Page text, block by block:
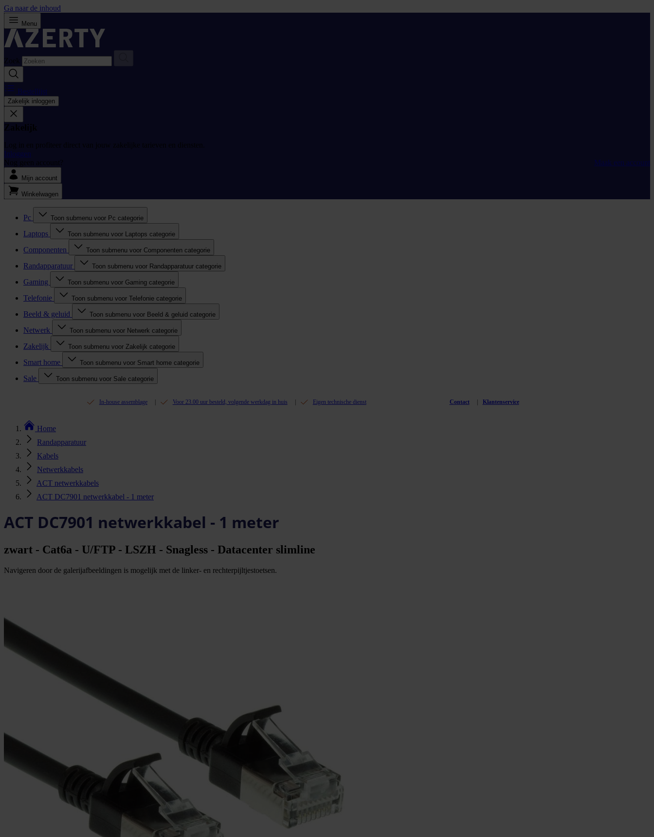
Ga naar de inhoud
Menu
Zoek
Bestellijst
Zakelijk inloggen
Zakelijk
Log in en profiteer direct van jouw zakelijke tarieven en diensten.
Inloggen
Nog geen account?
Maak een account
Mijn account
Winkelwagen
Pc Toon submenu voor Pc categorie
Laptops Toon submenu voor Laptops categorie
Componenten Toon submenu voor Componenten categorie
Randapparatuur Toon submenu voor Randapparatuur categorie
Gaming Toon submenu voor Gaming categorie
Telefonie Toon submenu voor Telefonie categorie
Beeld & geluid Toon submenu voor Beeld & geluid categorie
Netwerk Toon submenu voor Netwerk categorie
Zakelijk Toon submenu voor Zakelijk categorie
Smart home Toon submenu voor Smart home categorie
Sale Toon submenu voor Sale categorie
In-house assemblage Voor 23.00 uur besteld, volgende werkdag in huis Eigen technische dienst Contact Klantenservice
Home
Randapparatuur
Kabels
Netwerkkabels
ACT netwerkkabels
ACT DC7901 netwerkkabel - 1 meter
ACT DC7901 netwerkkabel - 1 meter
zwart - Cat6a - U/FTP - LSZH - Snagless - Datacenter slimline
Navigeren door de galerijafbeeldingen is mogelijk met de linker- en rechterpijltjestoetsen.